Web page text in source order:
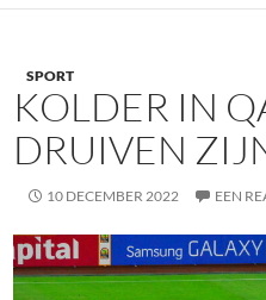
SPORT
KOLDER IN
DRUIVEN
10 DECEMBER 2022 EEN